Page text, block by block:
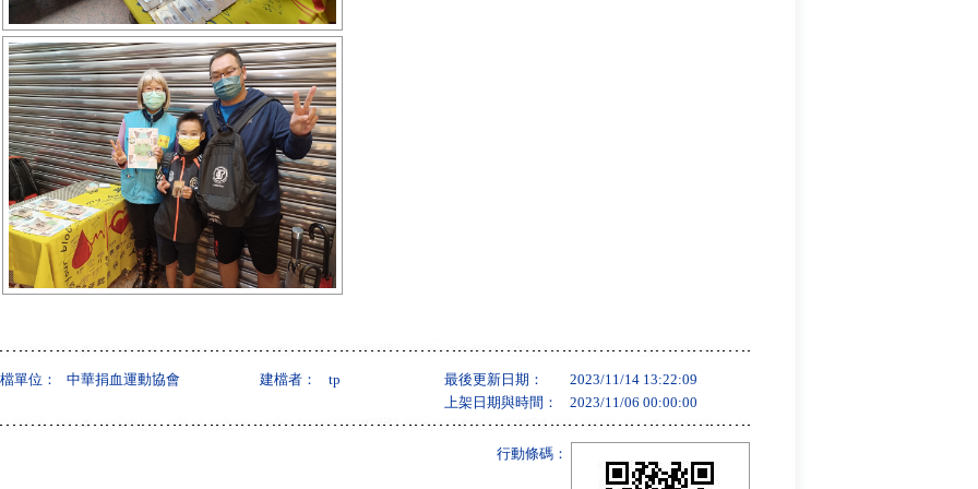
單位： 中華捐血運動協會 建檔者： tp 最後更新日期：
2023/11/14 13:22:09
上架日期與時間：
2023/11/06 00:00:00
行動條碼：